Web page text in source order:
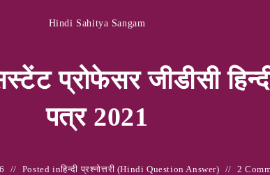
Hindi Sahitya Sangam
प्रोफेसर जीडीसी
पत्र 2021
Posted inहिन्‍दी प्रश्नोत्तरी (Hindi Question Answer) 2